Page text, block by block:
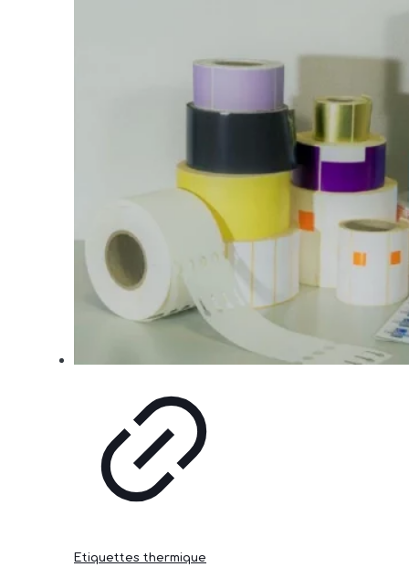
Etiquettes thermique